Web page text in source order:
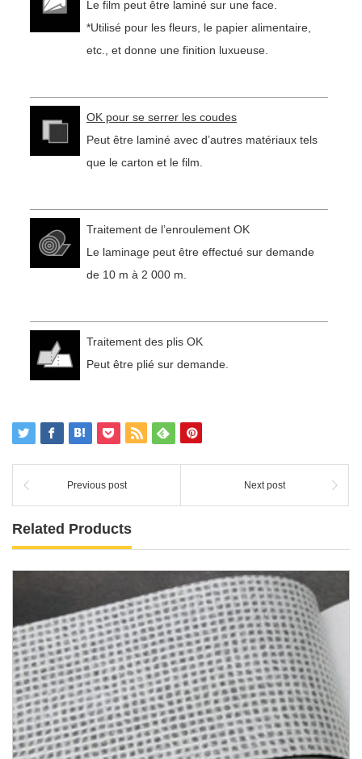
Le film peut être laminé sur une face.
*Utilisé pour les fleurs, le papier alimentaire,
etc., et donne une finition luxueuse.
OK pour se serrer les coudes
Peut être laminé avec d’autres matériaux tels
que le carton et le film.
Traitement de l’enroulement OK
Le laminage peut être effectué sur demande
de 10 m à 2 000 m.
Traitement des plis OK
Peut être plié sur demande.
Previous post Next post
Related Products